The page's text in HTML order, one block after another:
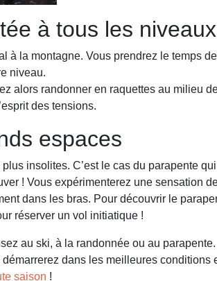
à tous les niveaux
à la montagne. Vous prendrez le temps
niveau.
alors randonner en raquettes au milieu
des tensions.
espaces
insolites. C’est le cas du parapente
! Vous expérimenterez une sensation
dans les bras. Pour découvrir le
réserver un vol initiatique !
au ski, à la randonnée ou au
dans les meilleures
saison !